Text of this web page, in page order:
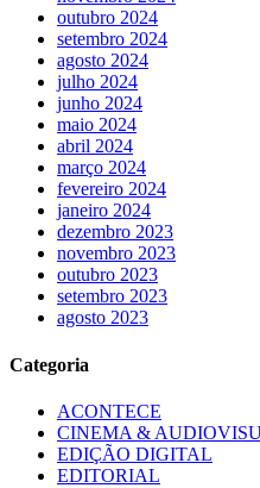
outubro 2024
setembro 2024
agosto 2024
julho 2024
junho 2024
maio 2024
abril 2024
março 2024
fevereiro 2024
janeiro 2024
dezembro 2023
novembro 2023
outubro 2023
setembro 2023
agosto 2023
Categoria
ACONTECE
CINEMA &
EDIÇÃO DIGITAL
EDITORIAL